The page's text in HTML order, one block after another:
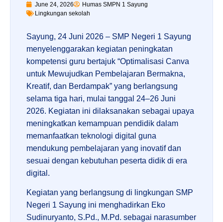
June 24, 2026
Humas SMPN 1 Sayung
Lingkungan sekolah
Sayung, 24 Juni 2026 – SMP Negeri 1 Sayung
menyelenggarakan kegiatan peningkatan
kompetensi guru bertajuk “Optimalisasi Canva
untuk Mewujudkan Pembelajaran Bermakna,
Kreatif, dan Berdampak” yang berlangsung
selama tiga hari, mulai tanggal 24–26 Juni
2026. Kegiatan ini dilaksanakan sebagai upaya
meningkatkan kemampuan pendidik dalam
memanfaatkan teknologi digital guna
mendukung pembelajaran yang inovatif dan
sesuai dengan kebutuhan peserta didik di era
digital.
Kegiatan yang berlangsung di lingkungan SMP
Negeri 1 Sayung ini menghadirkan Eko
Sudinuryanto, S.Pd., M.Pd. sebagai narasumber